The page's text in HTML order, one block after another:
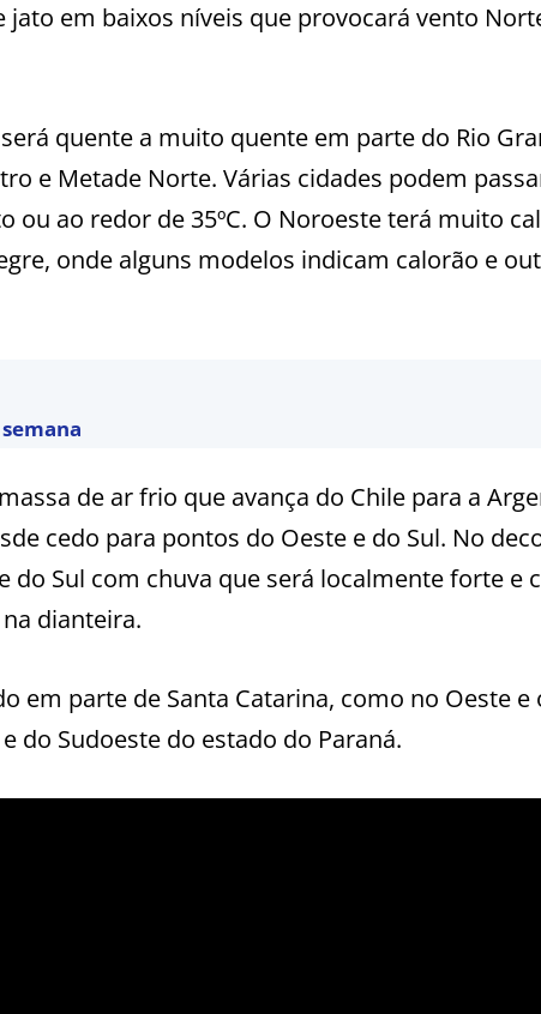
em baixos níveis que provocará vento
quente a muito quente em parte do Rio
e Metade Norte. Várias cidades podem
ou ao redor de 35ºC. O Noroeste terá muito
onde alguns modelos indicam calorão e
de ar frio que avança do Chile para a
cedo para pontos do Oeste e do Sul. No
do Sul com chuva que será localmente forte e
dianteira.
em parte de Santa Catarina, como no Oeste e
do Sudoeste do estado do Paraná.